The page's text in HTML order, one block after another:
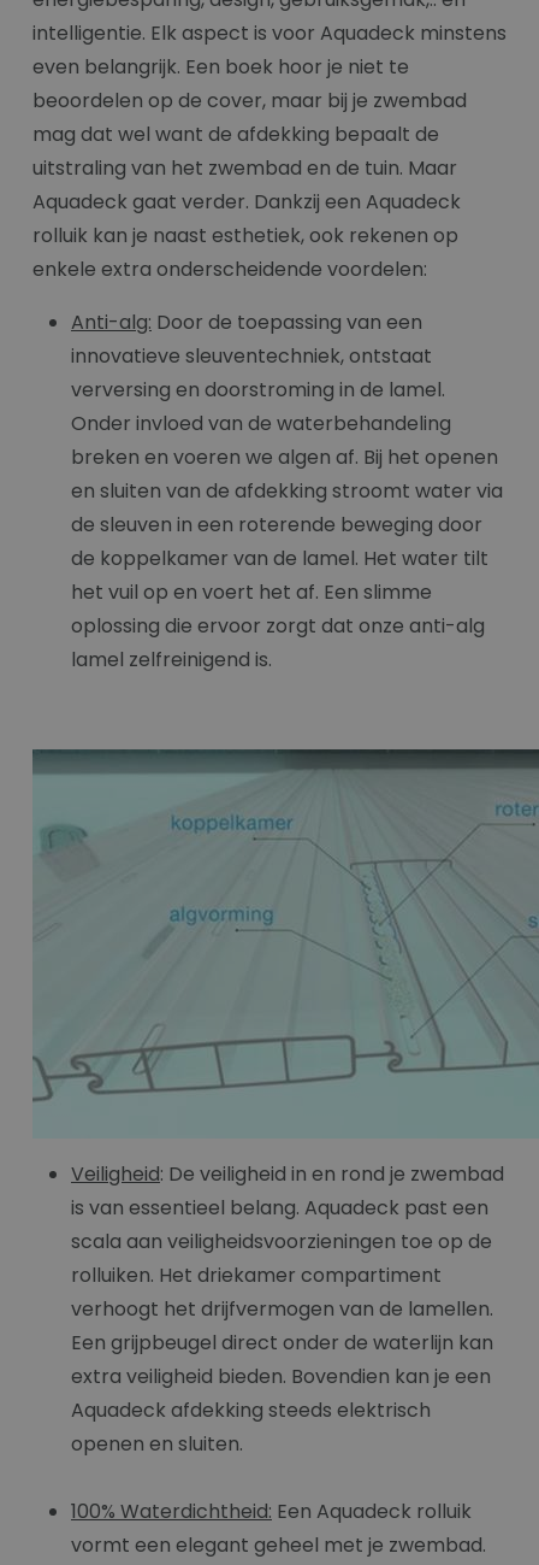
intelligentie. Elk aspect is voor Aquadeck minstens
even belangrijk. Een boek hoor je niet te
beoordelen op de cover, maar bij je zwembad
mag dat wel want de afdekking bepaalt de
uitstraling van het zwembad en de tuin. Maar
Aquadeck gaat verder. Dankzij een Aquadeck
rolluik kan je naast esthetiek, ook rekenen op
enkele extra onderscheidende voordelen:
Anti-alg: Door de toepassing van een
innovatieve sleuventechniek, ontstaat
verversing en doorstroming in de lamel.
Onder invloed van de waterbehandeling
breken en voeren we algen af. Bij het openen
en sluiten van de afdekking stroomt water via
de sleuven in een roterende beweging door
de koppelkamer van de lamel. Het water tilt
het vuil op en voert het af. Een slimme
oplossing die ervoor zorgt dat onze anti-alg
lamel zelfreinigend is.
Veiligheid: De veiligheid in en rond je zwembad
is van essentieel belang. Aquadeck past een
scala aan veiligheidsvoorzieningen toe op de
rolluiken. Het driekamer compartiment
verhoogt het drijfvermogen van de lamellen.
Een grijpbeugel direct onder de waterlijn kan
extra veiligheid bieden. Bovendien kan je een
Aquadeck afdekking steeds elektrisch
openen en sluiten.
100% Waterdichtheid: Een Aquadeck rolluik
vormt een elegant geheel met je zwembad.